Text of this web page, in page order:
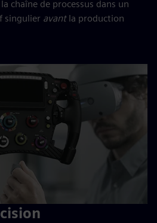
chaîne de processus dans un
singulier avantla production